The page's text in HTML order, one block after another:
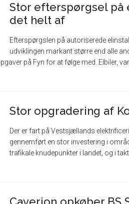
Stor efterspørgsel på
det helt af
Efterspørgslen på autoriserede
udviklingen markant større end alle
på Fyn for at følge med. Elbiler,
Stor opgradering af
Der er fart på Vestsjællands
gennemført en stor investering i
trafikale knudepunkter i landet, og i